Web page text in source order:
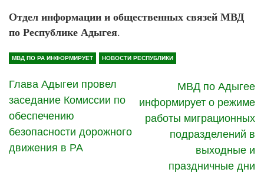
Отдел информации и общественных связей МВД
по Республике Адыгея.
МВД ПО РА ИНФОРМИРУЕТ НОВОСТИ РЕСПУБЛИКИ
Глава Адыгеи провел
заседание Комиссии по
обеспечению
безопасности дорожного
движения в РА
МВД по Адыгее
информирует о режиме
работы миграционных
подразделений в
выходные и
праздничные дни